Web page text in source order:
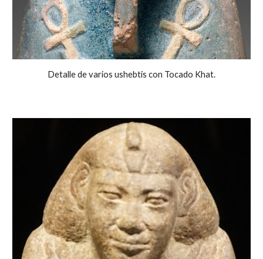
Detalle de varios ushebtis con Tocado Khat.